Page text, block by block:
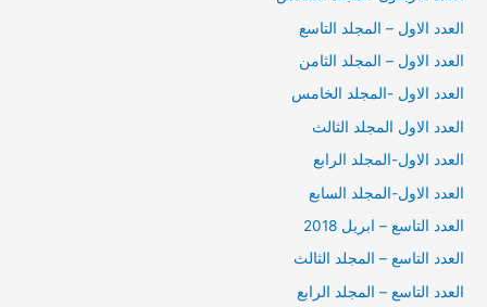
العدد الاول – المجلد التاسع
العدد الاول – المجلد الثامن
العدد الاول -المجلد الخامس
العدد الاول المجلد الثالث
العدد الاول-المجلد الرابع
العدد الاول-المجلد السابع
العدد التاسع – ابريل 2018
العدد التاسع – المجلد الثالث
العدد التاسع – المجلد الرابع